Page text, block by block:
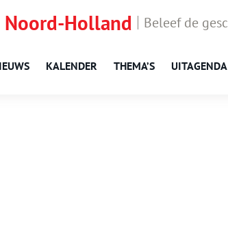
Holland Beleef de
KALENDER THEMA’S UITAGENDA